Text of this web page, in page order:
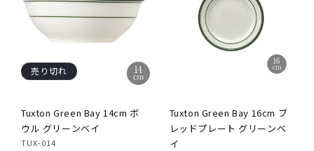
売り切れ
Tuxton Green Bay 14cm ボ
ウル グリーンベイ
TUX-014
Tuxton Green Bay 16cm ブ
レッドプレート グリーンベ
イ